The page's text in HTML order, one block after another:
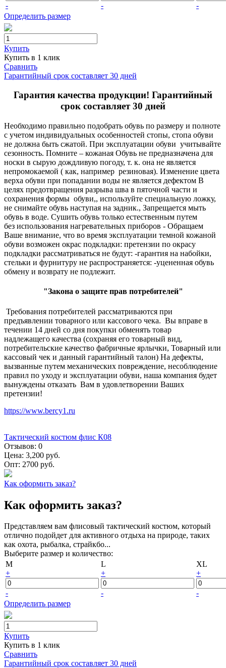
- -
-
Определить размер
Купить
Купить в 1 клик
Сравнить
Гарантийный срок составляет 30 дней
Гарантия качества продукции! Гарантийный
срок составляет 30 дней
Необходимо правильно подобрать обувь по размеру и полноте
с учетом индивидуальных особенностей стопы, стопа обуви
не должна быть сжатой. При эксплуатации обуви учитывайте
сезонность. Помните – кожаная Обувь не предназначена для
носки в сырую дождливую погоду, т. к. она не является
непромокаемой ( как, например резиновая). Изменение цвета
верха обуви при попадании воды не является дефектом В
целях предотвращения разрыва шва в пяточной части и
сохранения формы обуви,, используйте специальную ложку,
не снимайте обувь наступая на задник., Запрещается мыть
обувь в воде. Сушить обувь только естественным путем
без использования нагревательных приборов - Обращаем
Ваше внимание, что во время эксплуатации темной кожаной
обуви возможен окрас подкладки: претензии по окрасу
подкладки рассматриваться не будут: -гарантия на набойки,
стельки и фурнитуру не распространяется: -уцененная обувь
обмену и возврату не подлежит.
"Закона о защите прав потребителей"
Требования потребителей рассматриваются при
предъявлении товарного или кассового чека. Вы вправе в
течении 14 дней со дня покупки обменять товар
надлежащего качества (сохраняя его товарный вид,
потребительские качество фабричные ярлычки, Товарный или
кассовый чек и данный гарантийный талон) На дефекты,
вызванные путем механических повреждение, несоблюдение
правил по уходу и эксплуатации обуви, наша компания будет
вынуждены отказать Вам в удовлетворении Ваших
претензии!
https://www.bercy1.ru
Тактический костюм флис К08
Отзывов: 0
Цена: 3,200 руб.
Опт: 2700 руб.
Как оформить заказ?
Как оформить заказ?
Представляем вам флисовый тактический костюм, который
отлично подойдет для активного отдыха на природе, таких
как охота, рыбалка, страйкбо...
Выберите размер и количество:
M
+
-
L
+
-
XL
+
-
Определить размер
Купить
Купить в 1 клик
Сравнить
Гарантийный срок составляет 30 дней